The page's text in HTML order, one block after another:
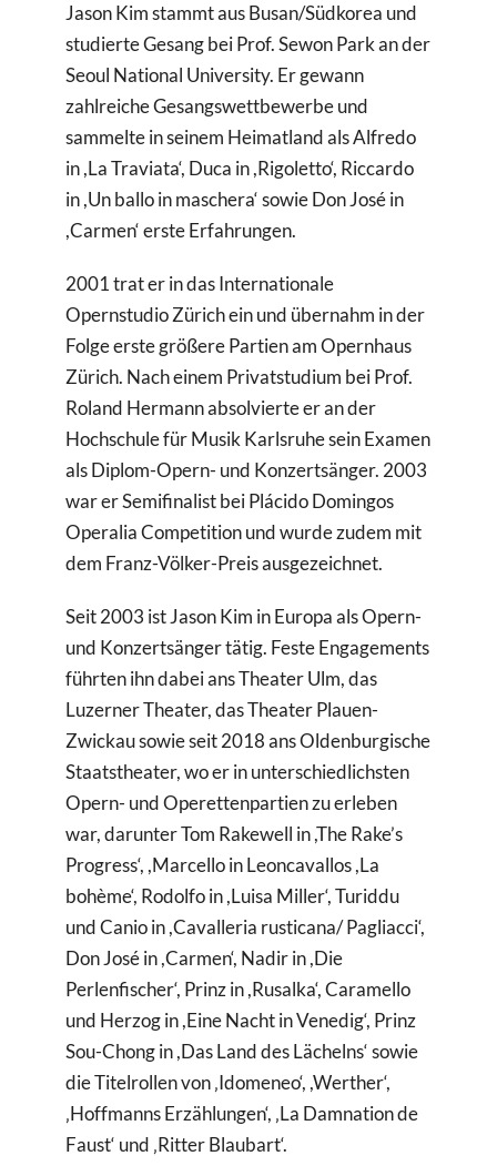
Jason Kim stammt aus Busan/Südkorea und
studierte Gesang bei Prof. Sewon Park an der
Seoul National University. Er gewann
zahlreiche Gesangswettbewerbe und
sammelte in seinem Heimatland als Alfredo
in ,La Traviata‘, Duca in ,Rigoletto‘, Riccardo
in ,Un ballo in maschera‘ sowie Don José in
,Carmen‘ erste Erfahrungen.
2001 trat er in das Internationale
Opernstudio Zürich ein und übernahm in der
Folge erste größere Partien am Opernhaus
Zürich. Nach einem Privatstudium bei Prof.
Roland Hermann absolvierte er an der
Hochschule für Musik Karlsruhe sein Examen
als Diplom-Opern- und Konzertsänger. 2003
war er Semifinalist bei Plácido Domingos
Operalia Competition und wurde zudem mit
dem Franz-Völker-Preis ausgezeichnet.
Seit 2003 ist Jason Kim in Europa als Opern-
und Konzertsänger tätig. Feste Engagements
führten ihn dabei ans Theater Ulm, das
Luzerner Theater, das Theater Plauen-
Zwickau sowie seit 2018 ans Oldenburgische
Staatstheater, wo er in unterschiedlichsten
Opern- und Operettenpartien zu erleben
war, darunter Tom Rakewell in ,The Rake’s
Progress‘, ,Marcello in Leoncavallos ,La
bohème‘, Rodolfo in ,Luisa Miller‘, Turiddu
und Canio in ,Cavalleria rusticana/ Pagliacci‘,
Don José in ,Carmen‘, Nadir in ,Die
Perlenfischer‘, Prinz in ,Rusalka‘, Caramello
und Herzog in ,Eine Nacht in Venedig‘, Prinz
Sou-Chong in ,Das Land des Lächelns‘ sowie
die Titelrollen von ‚Idomeneo‘, ,Werther‘,
‚Hoffmanns Erzählungen‘, ‚La Damnation de
Faust‘ und ‚Ritter Blaubart‘.